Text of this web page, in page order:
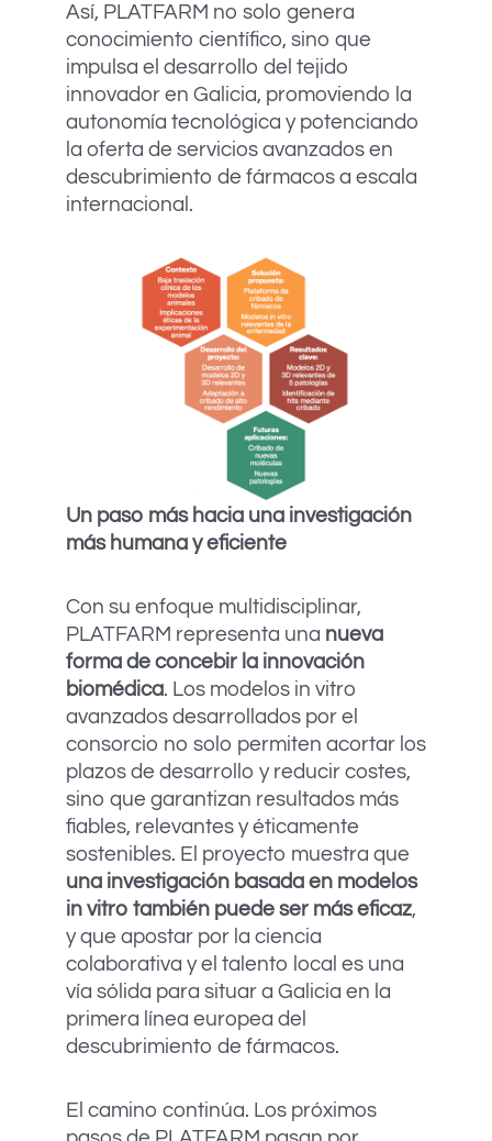
Así, PLATFARM no solo genera
conocimiento científico, sino que
impulsa el desarrollo del tejido
innovador en Galicia, promoviendo la
autonomía tecnológica y potenciando
la oferta de servicios avanzados en
descubrimiento de fármacos a escala
internacional.
Un paso más hacia una investigación
más humana y eficiente
Con su enfoque multidisciplinar,
PLATFARM representa una nueva
forma de concebir la innovación
biomédica. Los modelos in vitro
avanzados desarrollados por el
consorcio no solo permiten acortar los
plazos de desarrollo y reducir costes,
sino que garantizan resultados más
fiables, relevantes y éticamente
sostenibles. El proyecto muestra que
una investigación basada en modelos
in vitro también puede ser más eficaz,
y que apostar por la ciencia
colaborativa y el talento local es una
vía sólida para situar a Galicia en la
primera línea europea del
descubrimiento de fármacos.
El camino continúa. Los próximos